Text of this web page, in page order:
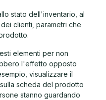
stato dell'inventario, al
clienti, parametri che
elementi per non
l'effetto opposto
visualizzare il
scheda del prodotto
stanno guardando